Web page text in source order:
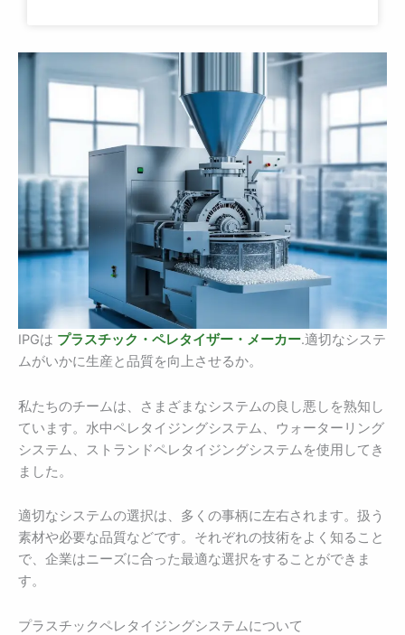
IPGは プラスチック・ペレタイザー・メーカー.適切なシステ
ムがいかに生産と品質を向上させるか。
私たちのチームは、さまざまなシステムの良し悪しを熟知し
ています。水中ペレタイジングシステム、ウォーターリング
システム、ストランドペレタイジングシステムを使用してき
ました。
適切なシステムの選択は、多くの事柄に左右されます。扱う
素材や必要な品質などです。それぞれの技術をよく知ること
で、企業はニーズに合った最適な選択をすることができま
す。
プラスチックペレタイジングシステムについて